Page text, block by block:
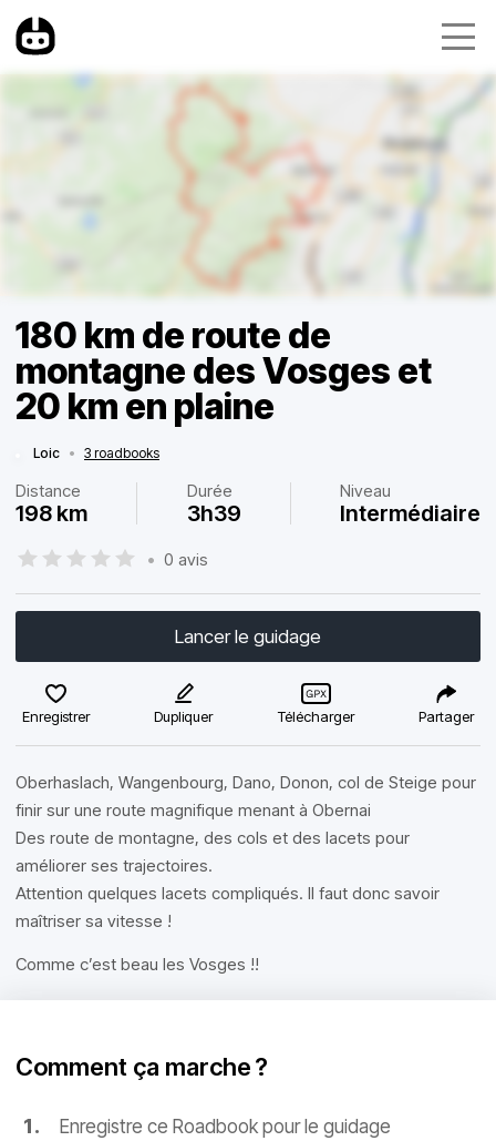
180 km de route de
montagne des Vosges et
20 km en plaine
Loic • 3 roadbooks
Distance
198 km
Durée
3h39
Niveau
Intermédiaire
• 0 avis
Lancer le guidage
Enregistrer Dupliquer Télécharger Partager
Oberhaslach, Wangenbourg, Dano, Donon, col de Steige pour
finir sur une route magnifique menant à Obernai
Des route de montagne, des cols et des lacets pour
améliorer ses trajectoires.
Attention quelques lacets compliqués. Il faut donc savoir
maîtriser sa vitesse !
Comme c’est beau les Vosges !!
Comment ça marche ?
Enregistre ce Roadbook pour le guidage